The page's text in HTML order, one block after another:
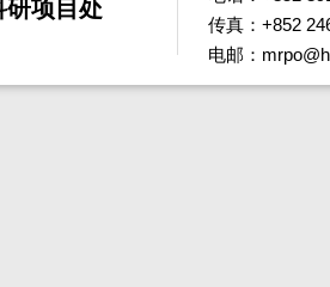
研项目处
传真：+852
电邮：